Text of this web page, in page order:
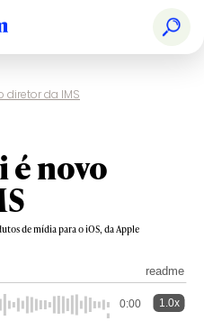
diretor da IMS
é novo
de mídia para o iOS, da Apple
readme
0:00 1.0x